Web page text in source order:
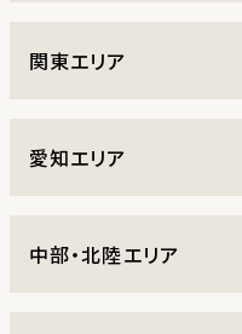
関東エリア
愛知エリア
中部・北陸エリア